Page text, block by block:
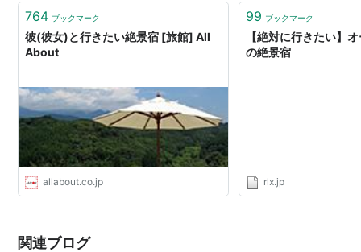
ン…
764 ブックマーク
彼(彼女)と行きたい絶景宿 [旅館] All
About
allabout.co.jp
99 ブックマーク
【絶対に行きたい】
の絶景宿
rlx.jp
関連ブログ